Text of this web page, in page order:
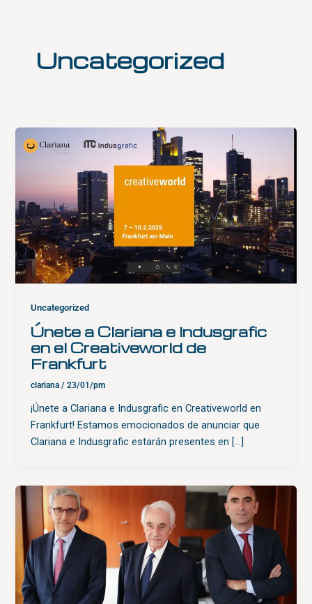
Uncategorized
Uncategorized
Únete a Clariana e Indusgrafic
en el Creativeworld de
Frankfurt
clariana/23/01/pm
¡Únete a Clariana e Indusgrafic en Creativeworld en
Frankfurt! Estamos emocionados de anunciar que
Clariana e Indusgrafic estarán presentes en […]